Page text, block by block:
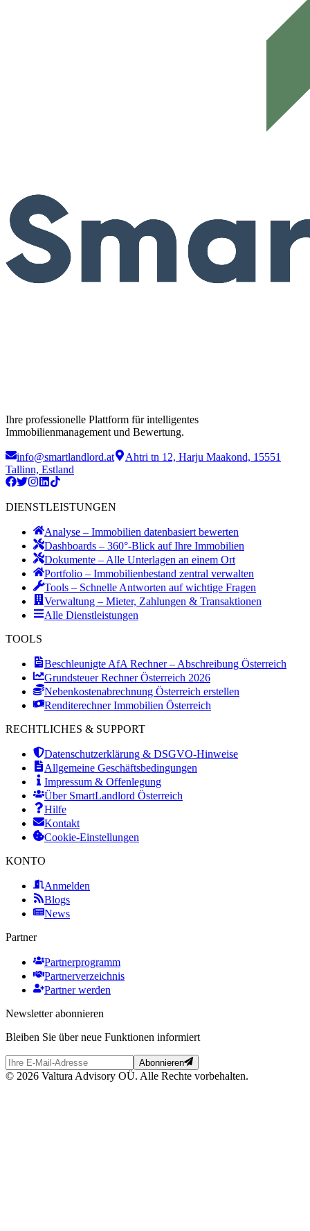
Ihre professionelle Plattform für intelligentes
Immobilienmanagement und Bewertung.
info@smartlandlord.at
Ahtri tn 12, Harju Maakond, 15551
Tallinn, Estland
DIENSTLEISTUNGEN
Analyse – Immobilien datenbasiert bewerten
Dashboards – 360°-Blick auf Ihre Immobilien
Dokumente – Alle Unterlagen an einem Ort
Portfolio – Immobilienbestand zentral verwalten
Tools – Schnelle Antworten auf wichtige Fragen
Verwaltung – Mieter, Zahlungen & Transaktionen
Alle Dienstleistungen
TOOLS
Beschleunigte AfA Rechner – Abschreibung Österreich
Grundsteuer Rechner Österreich 2026
Nebenkostenabrechnung Österreich erstellen
Renditerechner Immobilien Österreich
RECHTLICHES & SUPPORT
Datenschutzerklärung & DSGVO-Hinweise
Allgemeine Geschäftsbedingungen
Impressum & Offenlegung
Über SmartLandlord Österreich
Hilfe
Kontakt
Cookie-Einstellungen
KONTO
Anmelden
Blogs
News
Partner
Partnerprogramm
Partnerverzeichnis
Partner werden
Newsletter abonnieren
Bleiben Sie über neue Funktionen informiert
Abonnieren
© 2026 Valtura Advisory OÜ. Alle Rechte vorbehalten.